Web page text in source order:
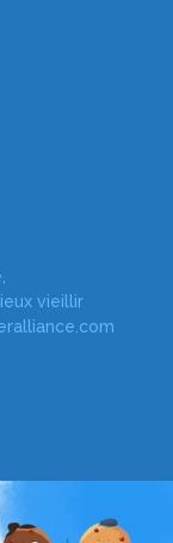
vieillir